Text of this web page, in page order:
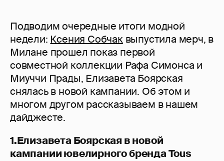
Подводим очередные итоги модной
недели: Ксения Собчаквыпустила мерч, в
Милане прошел показ первой
совместной коллекции Рафа Симонса и
Миуччи Прады, Елизавета Боярская
снялась в новой кампании. Об этом и
многом другом рассказываем в нашем
дайджесте.
1.Елизавета Боярская в новой
кампании ювелирного бренда Tous